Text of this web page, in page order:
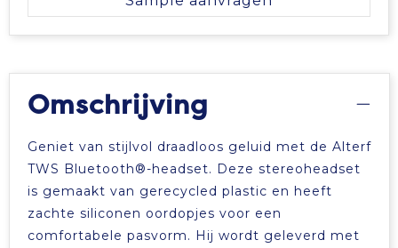
Omschrijving
Geniet van stijlvol draadloos geluid met de Alterf
TWS Bluetooth®-headset. Deze stereoheadset
is gemaakt van gerecycled plastic en heeft
zachte siliconen oordopjes voor een
comfortabele pasvorm. Hij wordt geleverd met